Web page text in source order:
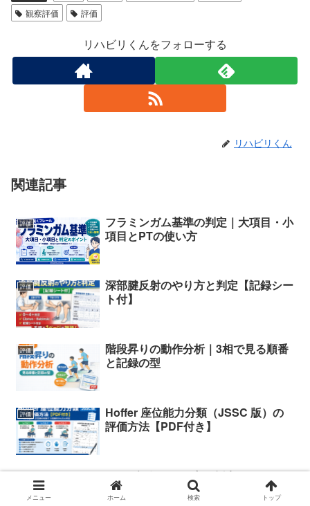
観察評価
評価
リハビリくんをフォローする
リハビリくん
関連記事
評価
フラミンガム基準の判定｜大項目・小
項目とPTの使い方
評価
深部腱反射のやり方と判定【記録シー
ト付】
評価
階段昇りの動作分析｜3相で見る順番
と記録の型
評価
Hoffer 座位能力分類（JSSC 版）の
評価方法【PDF付き】
LEFS 評価のやり方｜採点・MCID・
記録例
メニュー ホーム 検索 トップ